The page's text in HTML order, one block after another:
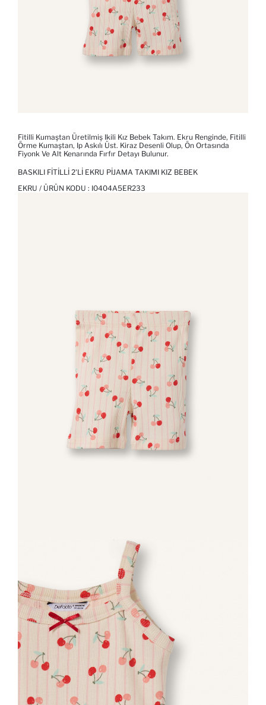
Fitilli Kumaştan Üretilmiş Ikili Kız Bebek Takım. Ekru Renginde, Fitilli
Örme Kumaştan, Ip Askılı Üst. Kiraz Desenli Olup, Ön Ortasında
Fiyonk Ve Alt Kenarında Fırfır Detayı Bulunur.
BASKILI FITILLI 2'LI EKRU PIJAMA TAKIMI KIZ BEBEK
EKRU / ÜRÜN KODU : I0404A5ER233